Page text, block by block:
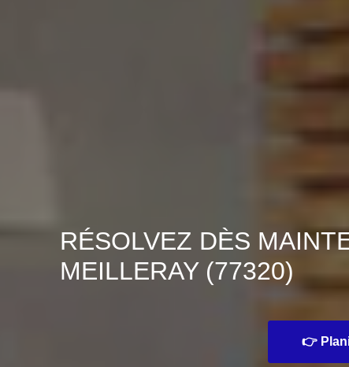
RÉSOLVEZ DÈS
MEILLERAY (77320)
👉